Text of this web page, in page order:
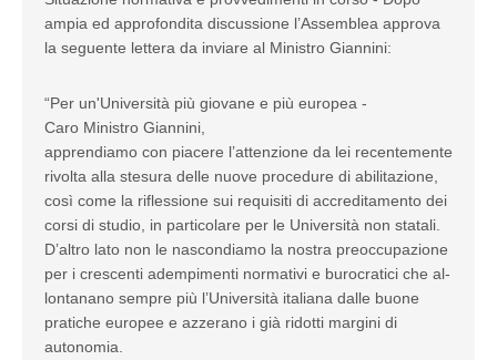
ampia ed approfondita discussione l’Assemblea approva
la seguente lettera da inviare al Ministro Giannini:
“Per un'Università più giovane e più europea -
Caro Ministro Giannini,
apprendiamo con piacere l’attenzione da lei recentemente
rivolta alla stesura delle nuove procedure di abilitazione,
così come la riflessione sui requisiti di accreditamento dei
corsi di studio, in particolare per le Università non statali.
D’altro lato non le nascondiamo la nostra preoccupazione
per i crescenti adempimenti normativi e burocratici che al-
lontanano sempre più l’Università italiana dalle buone
pratiche europee e azzerano i già ridotti margini di
autonomia.